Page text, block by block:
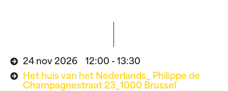
24 nov 2026 12:00 - 13:30
Het huis van het Nederlands_ Philippe de
Champagnestraat 23_1000 Brussel